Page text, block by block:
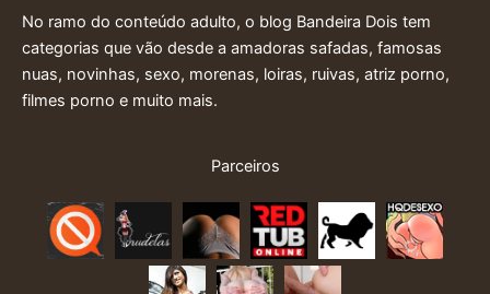
No ramo do conteúdo adulto, o blog Bandeira Dois tem
categorias que vão desde a amadoras safadas, famosas
nuas, novinhas, sexo, morenas, loiras, ruivas, atriz porno,
filmes porno e muito mais.
Parceiros